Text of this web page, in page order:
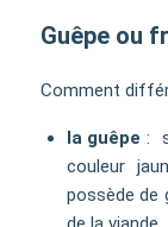
Guêpe ou
Comment
la guêpe :
couleur
possède de